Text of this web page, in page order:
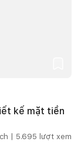
kế mặt tiền
| 5.695 lượt xem